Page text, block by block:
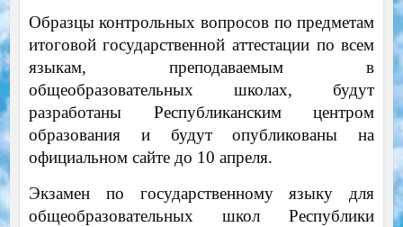
Образцы контрольных вопросов по предметам
итоговой государственной аттестации по всем
языкам, преподаваемым в
общеобразовательных школах, будут
разработаны Республиканским центром
образования и будут опубликованы на
официальном сайте до 10 апреля.
Экзамен по государственному языку для
общеобразовательных школ Республики